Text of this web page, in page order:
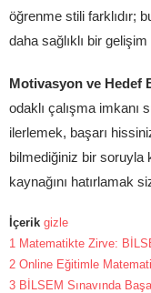
öğrenme stili farklıdır;
daha sağlıklı bir
Motivasyon ve Hedef
odaklı çalışma imkanı
ilerlemek, başarı
bilmediğiniz bir soruyla
kaynağını hatırlamak
İçerik gizle
1 Matematikte Zirve:
2 Online Eğitimle
3 BİLSEM Sınavında